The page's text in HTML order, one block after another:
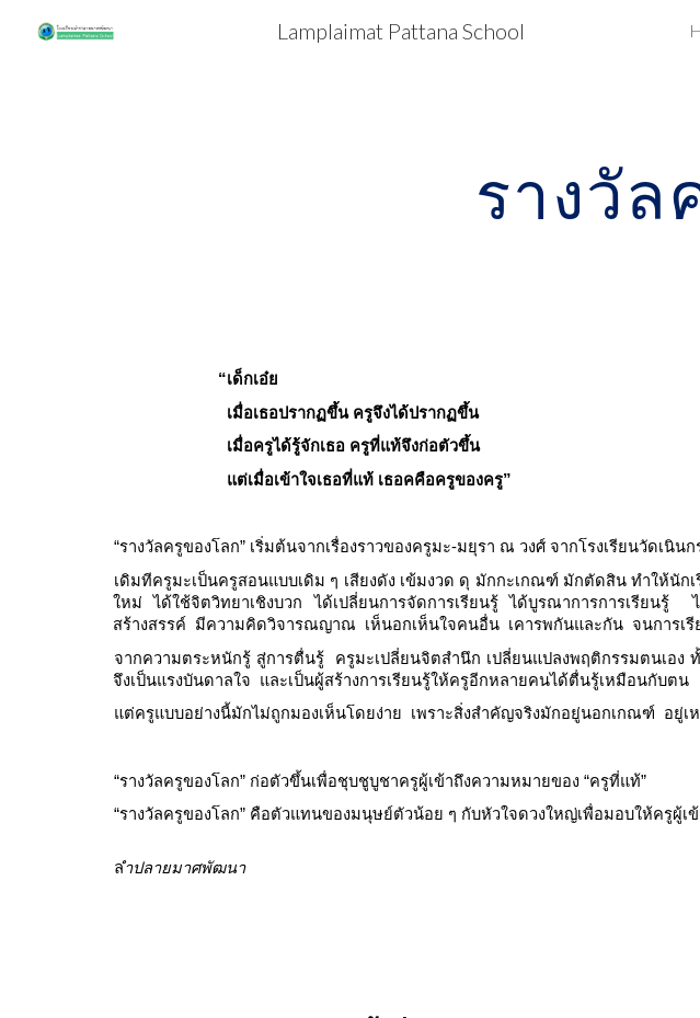
Skip to main content
Lamplaimat Pattana School
รางวัล
“เด็กเอ๋ย
เมื่อเธอปรากฏขึ้น ครูจึงได้ปรากฏขึ้น
เมื่อครูได้รู้จักเธอ ครูที่แท้จึงก่อตัวขึ้น
แต่เมื่อเข้าใจเธอที่แท้ เธอคคือครูของครู”
“รางวัลครูของโลก” เริ่มต้นจากเรื่องราวของครูมะ-มยุรา ณ วงศ์ จากโรงเรียนวัดเนิ
เดิมทีครูมะเป็นครูสอนแบบเดิม ๆ เสียงดัง เข้มงวด ดุ มักกะเกณฑ์ มักตัดสิน ทำให้นัก
ใหม่ ได้ใช้จิตวิทยาเชิงบวก ได้เปลี่ยนการจัดการเรียนรู้ ได้บูรณาการการเรียน
สร้างสรรค์ มีความคิดวิจารณญาณ เห็นอกเห็นใจคนอื่น เคารพกันและกัน จนการเรี
จากความตระหนักรู้ สู่การตื่นรู้ ครูมะเปลี่ยนจิตสำนึก เปลี่ยนแปลงพฤติกรรมตนเ
จึงเป็นแรงบันดาลใจ และเป็นผู้สร้างการเรียนรู้ให้ครูอีกหลายคนได้ตื่นรู้เหมือนกับตน
แต่ครูแบบอย่างนี้มักไม่ถูกมองเห็นโดยง่าย เพราะสิ่งสำคัญจริงมักอยู่นอกเกณฑ์ อยู่
“รางวัลครูของโลก” ก่อตัวขึ้นเพื่อชุบชูบูชาครูผู้เข้าถึงความหมายของ “ครูที่แท้”
“รางวัลครูของโลก” คือตัวแทนของมนุษย์ตัวน้อย ๆ กับหัวใจดวงใหญ่เพื่อมอบให้ครูผู้เ
ลำปลายมาศพัฒนา